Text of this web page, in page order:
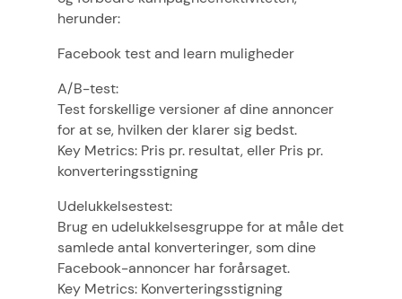
herunder:
Facebook test and learn muligheder
A/B-test:
Test forskellige versioner af dine annoncer
for at se, hvilken der klarer sig bedst.
Key Metrics: Pris pr. resultat, eller Pris pr.
konverteringsstigning
Udelukkelsestest:
Brug en udelukkelsesgruppe for at måle det
samlede antal konverteringer, som dine
Facebook-annoncer har forårsaget.
Key Metrics: Konverteringsstigning